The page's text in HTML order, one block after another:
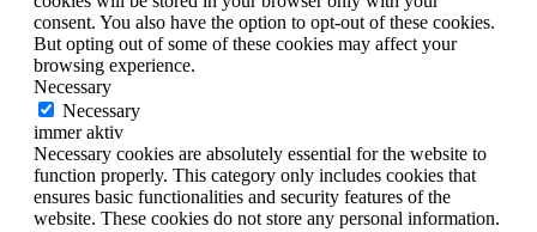
consent. You also have the option to opt-out of these cookies.
But opting out of some of these cookies may affect your
browsing experience.
Necessary
Necessary
immer aktiv
Necessary cookies are absolutely essential for the website to
function properly. This category only includes cookies that
ensures basic functionalities and security features of the
website. These cookies do not store any personal information.